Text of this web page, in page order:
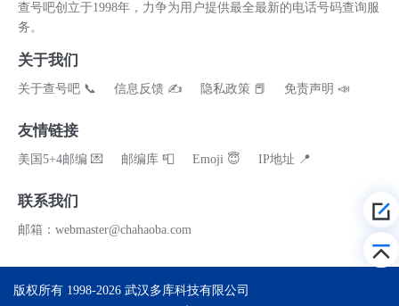
查号吧创立于1998年，力争为用户提供最全最新的电话号码查询服
务。
关于我们
关于查号吧 📞 信息反馈 ✍ 隐私政策 📕 免责声明 📣
友情链接
美国5+4邮编 💌 邮编库 📮 Emoji 😇 IP地址 📍
联系我们
邮箱：webmaster@chahaoba.com
版权所有 1998-2026 武汉多库科技有限公司